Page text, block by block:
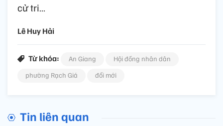
cử tri…
Lê Huy Hải
Từ khóa: An Giang
Hội đồng nhân dân
phường Rạch Giá
đổi mới
Tin liên quan